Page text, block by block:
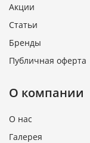
Акции
Статьи
Бренды
Публичная оферта
О компании
О нас
Галерея